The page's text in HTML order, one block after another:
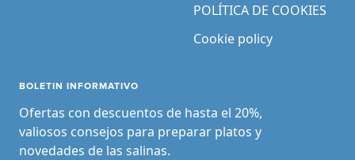
POLÍTICA DE COOKIES
Cookie policy
BOLETIN INFORMATIVO
Ofertas con descuentos de hasta el 20%,
valiosos consejos para preparar platos y
novedades de las salinas.